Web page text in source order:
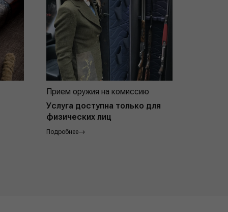
Прием оружия на комиссию
Услуга доступна только для
физических лиц
Подробнее